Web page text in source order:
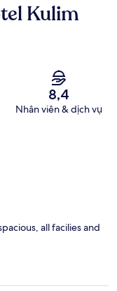
Kulim
8,4
Nhân viên & dịch vụ
all facilies and